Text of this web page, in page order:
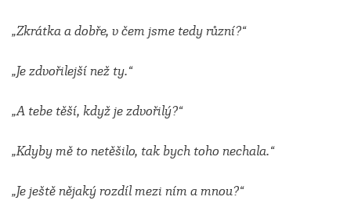
„Zkrátka a dobře, v čem jsme tedy různí?“
„Je zdvořilejší než ty.“
„A tebe těší, když je zdvořilý?“
„Kdyby mě to netěšilo, tak bych toho nechala.“
„Je ještě nějaký rozdíl mezi ním a mnou?“